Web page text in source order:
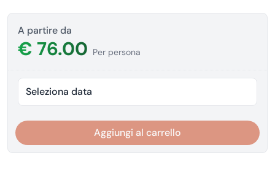
A partire da
€ 76.00 Per persona
Seleziona data
Aggiungi al carrello